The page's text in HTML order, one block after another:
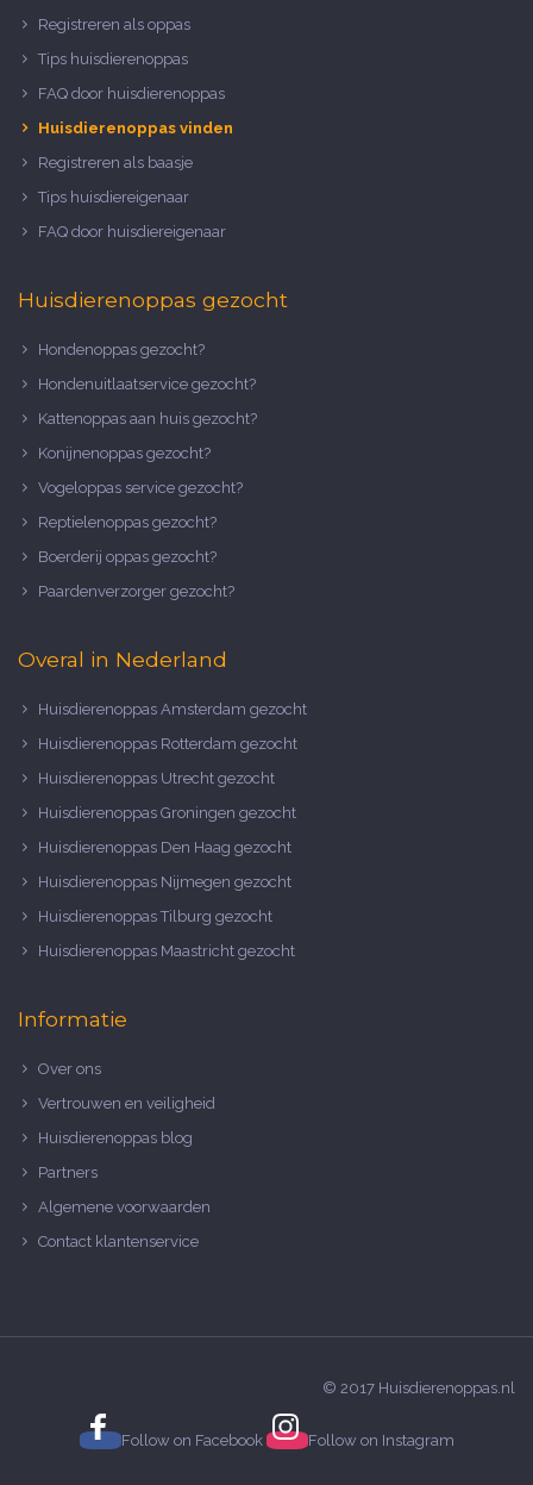
Registreren als oppas
Tips huisdierenoppas
FAQ door huisdierenoppas
Huisdierenoppas vinden
Registreren als baasje
Tips huisdiereigenaar
FAQ door huisdiereigenaar
Huisdierenoppas gezocht
Hondenoppas gezocht?
Hondenuitlaatservice gezocht?
Kattenoppas aan huis gezocht?
Konijnenoppas gezocht?
Vogeloppas service gezocht?
Reptielenoppas gezocht?
Boerderij oppas gezocht?
Paardenverzorger gezocht?
Overal in Nederland
Huisdierenoppas Amsterdam gezocht
Huisdierenoppas Rotterdam gezocht
Huisdierenoppas Utrecht gezocht
Huisdierenoppas Groningen gezocht
Huisdierenoppas Den Haag gezocht
Huisdierenoppas Nijmegen gezocht
Huisdierenoppas Tilburg gezocht
Huisdierenoppas Maastricht gezocht
Informatie
Over ons
Vertrouwen en veiligheid
Huisdierenoppas blog
Partners
Algemene voorwaarden
Contact klantenservice
© 2017 Huisdierenoppas.nl
Follow on Facebook Follow on Instagram